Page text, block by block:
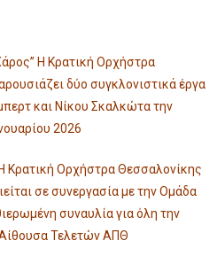
Η Κρατική Ορχήστρα
δύο συγκλονιστικά έργα
και Νίκου Σκαλκώτα την
2026
Κρατική Ορχήστρα Θεσσαλονίκης
σε συνεργασία με την Ομάδα
συναυλία για όλη την
Αίθουσα Τελετών ΑΠΘ